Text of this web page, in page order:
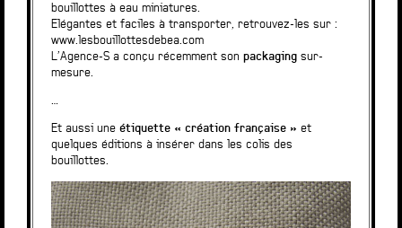
bouillottes à eau miniatures.
Elégantes et faciles à transporter, retrouvez-les sur :
www.lesbouillottesdebea.com
L’Agence-S a conçu récemment son packaging sur-
mesure.
…
Et aussi une étiquette « création française » et
quelques éditions à insérer dans les colis des
bouillottes.